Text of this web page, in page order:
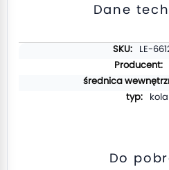
Dane
LE-
Do